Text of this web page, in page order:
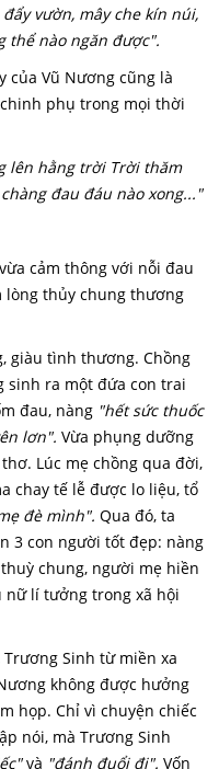
vườn, mây che kín núi,
thể nào ngăn được".
của Vũ Nương cũng là
phụ trong mọi thời
lên hằng trời Trời thăm
đau đáu nào xong..."
cảm thông với nỗi đau
lòng thủy chung thương
giàu tình thương. Chồng
ra một đứa con trai
đau, nàng "hết sức thuốc
lơn". Vừa phụng dưỡng
Lúc mẹ chồng qua đời,
chay tế lễ được lo liệu, tổ
đè mình". Qua đó, ta
3 con người tốt đẹp: nàng
chung, người mẹ hiền
lí tưởng trong xã hội
Trương Sinh từ miền xa
không được hưởng
họp. Chỉ vì chuyện chiếc
nói, mà Trương Sinh
và "đánh đuổi đi". Vốn